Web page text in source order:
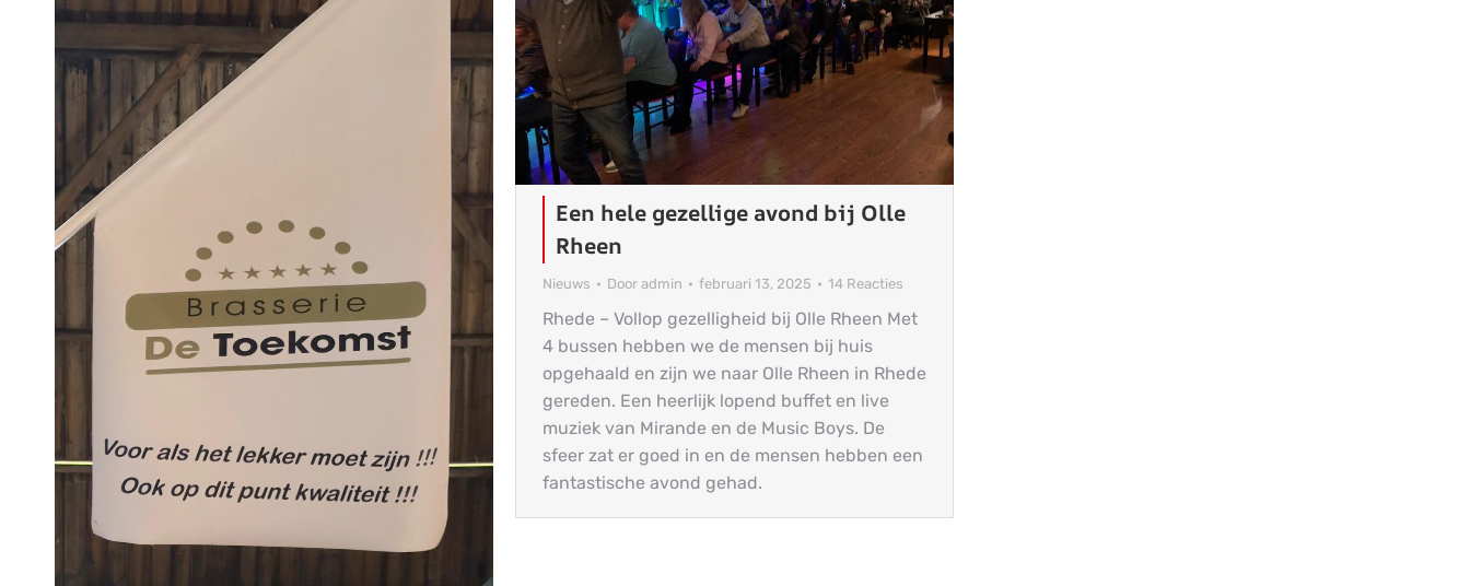
Een hele gezellige avond bij Olle
Rheen
Nieuws Door admin februari 13, 2025 14 Reacties
Rhede – Vollop gezelligheid bij Olle Rheen Met
4 bussen hebben we de mensen bij huis
opgehaald en zijn we naar Olle Rheen in Rhede
gereden. Een heerlijk lopend buffet en live
muziek van Mirande en de Music Boys. De
sfeer zat er goed in en de mensen hebben een
fantastische avond gehad.